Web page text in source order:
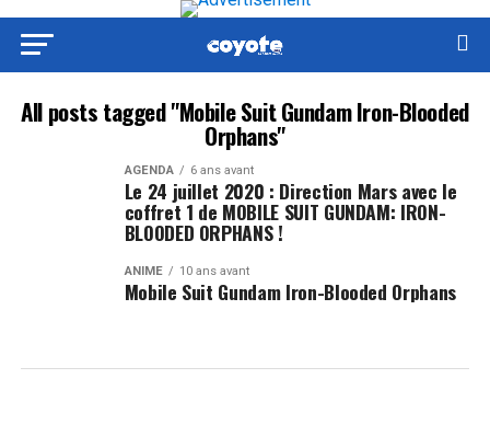
All posts tagged "Mobile Suit Gundam Iron-Blooded
Orphans"
AGENDA 6 ans avant
Le 24 juillet 2020 : Direction Mars avec le
coffret 1 de MOBILE SUIT GUNDAM: IRON-
BLOODED ORPHANS !
ANIME 10 ans avant
Mobile Suit Gundam Iron-Blooded Orphans